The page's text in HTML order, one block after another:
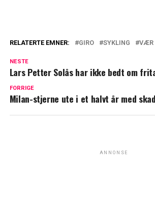
RELATERTE EMNER: GIRO SYKLING VÆR
NESTE
Lars Petter Solås har ikke bedt om
FORRIGE
Milan-stjerne ute i et halvt år med
ANNONSE